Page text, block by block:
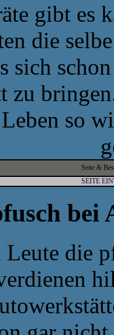
gibt es
die
sich
zu
so
Seite &
SEITE
bei
die